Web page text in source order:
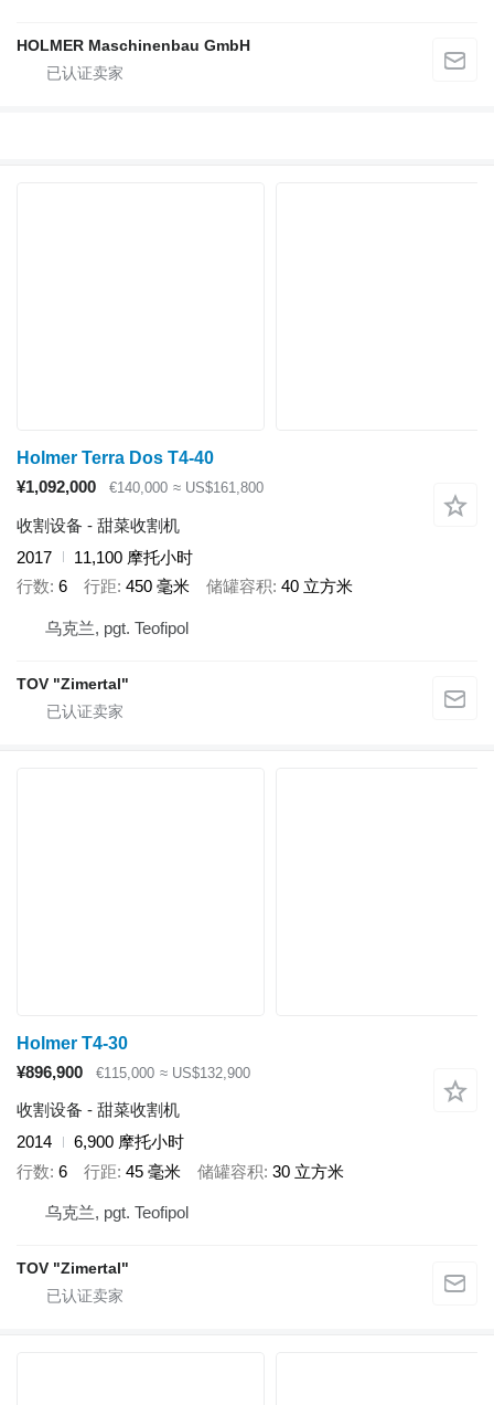
HOLMER Maschinenbau GmbH
Holmer Terra Dos T4-40
¥1,092,000
€140,000 ≈ US$161,800
收割设备 - 甜菜收割机
2017
11,100 摩托小时
行数 6 行距 450 毫米 储罐容积 40 立方米
乌克兰, pgt. Teofipol
TOV "Zimertal"
Holmer T4-30
¥896,900
€115,000 ≈ US$132,900
收割设备 - 甜菜收割机
2014
6,900 摩托小时
行数 6 行距 45 毫米 储罐容积 30 立方米
乌克兰, pgt. Teofipol
TOV "Zimertal"